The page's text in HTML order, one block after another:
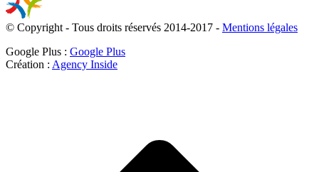
© Copyright - Tous droits réservés 2014-2017 - Mentions légales
Google Plus : Google Plus
Création : Agency Inside